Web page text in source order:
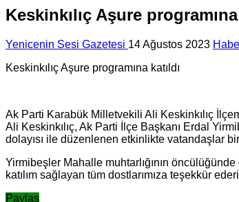
Keskinkılıç Aşure programına
Yenicenin Sesi Gazetesi 14 Ağustos 2023
Keskinkılıç Aşure programına katıldı
Ak Parti Karabük Milletvekili Ali Keskinkılıç
Ali Keskinkılıç, Ak Parti İlçe Başkanı Erdal
dolayısı ile düzenlenen etkinlikte vatandaşlar
Yirmibeşler Mahalle muhtarlığının
katılım sağlayan tüm dostlarımıza teşekkür
Paylaş